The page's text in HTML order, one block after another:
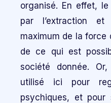
organisé. En effet,
par l’extraction
maximum de la force
de ce qui est
société donnée.
utilisé ici pour
psychiques, et pour